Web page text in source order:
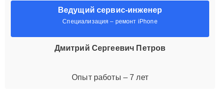
Ведущий сервис-инженер
Специализация – ремонт iPhone
Дмитрий Сергеевич Петров
Опыт работы – 7 лет